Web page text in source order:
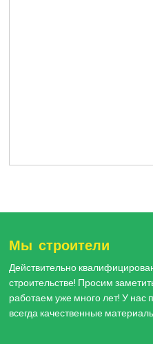
Мы строители
Действительно
строительстве! Просим
работаем уже много лет! У нас
всегда качественные